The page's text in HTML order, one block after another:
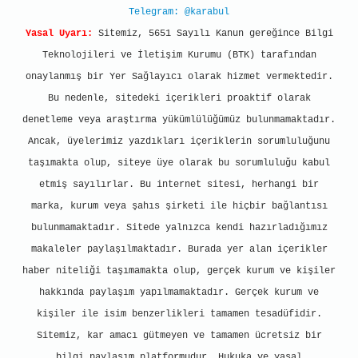
Telegram: @karabul
Yasal Uyarı:
Sitemiz, 5651 Sayılı Kanun gereğince Bilgi
Teknolojileri ve İletişim Kurumu (BTK) tarafından
onaylanmış bir Yer Sağlayıcı olarak hizmet vermektedir.
Bu nedenle, sitedeki içerikleri proaktif olarak
denetleme veya araştırma yükümlülüğümüz bulunmamaktadır.
Ancak, üyelerimiz yazdıkları içeriklerin sorumluluğunu
taşımakta olup, siteye üye olarak bu sorumluluğu kabul
etmiş sayılırlar. Bu internet sitesi, herhangi bir
marka, kurum veya şahıs şirketi ile hiçbir bağlantısı
bulunmamaktadır. Sitede yalnızca kendi hazırladığımız
makaleler paylaşılmaktadır. Burada yer alan içerikler
haber niteliği taşımamakta olup, gerçek kurum ve kişiler
hakkında paylaşım yapılmamaktadır. Gerçek kurum ve
kişiler ile isim benzerlikleri tamamen tesadüfidir.
Sitemiz, kar amacı gütmeyen ve tamamen ücretsiz bir